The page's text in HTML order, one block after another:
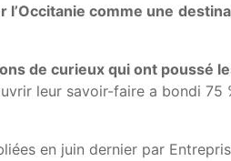
l’Occitanie comme une
de curieux qui ont poussé
leur savoir-faire a bondi
en juin dernier par